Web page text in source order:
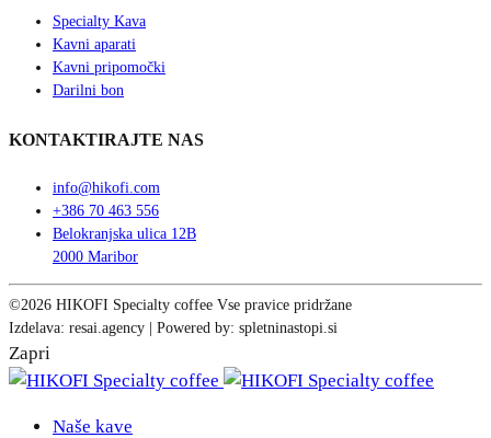
Specialty Kava
Kavni aparati
Kavni pripomočki
Darilni bon
KONTAKTIRAJTE NAS
info@hikofi.com
+386 70 463 556
Belokranjska ulica 12B
2000 Maribor
©2026 HIKOFI Specialty coffee Vse pravice pridržane
Izdelava: resai.agency | Powered by: spletninastopi.si
Zapri
Naše kave